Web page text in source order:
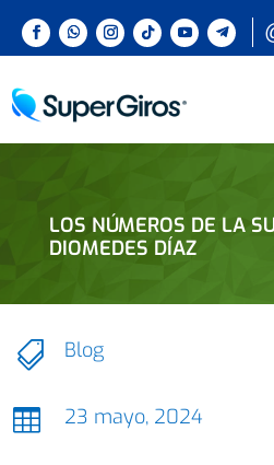
LOS NÚMEROS DE LA
DIOMEDES DÍAZ
 Blog
 23 mayo, 2024